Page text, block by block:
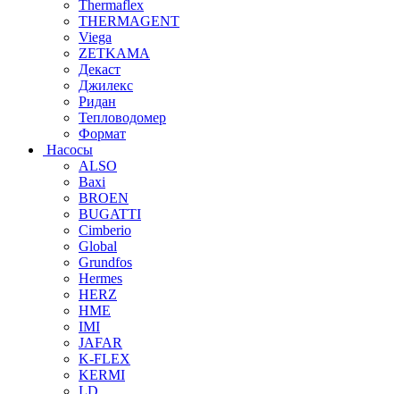
Thermaflex
THERMAGENT
Viega
ZETKAMA
Декаст
Джилекс
Ридан
Тепловодомер
Формат
Насосы
ALSO
Baxi
BROEN
BUGATTI
Cimberio
Global
Grundfos
Hermes
HERZ
HME
IMI
JAFAR
K-FLEX
KERMI
LD